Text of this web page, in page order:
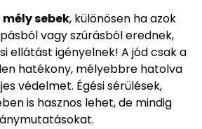
mély sebek, különösen ha azok
vagy szúrásból erednek,
ellátást igényelnek! A jód csak a
hatékony, mélyebbre hatolva
védelmet. Égési sérülések,
is hasznos lehet, de mindig